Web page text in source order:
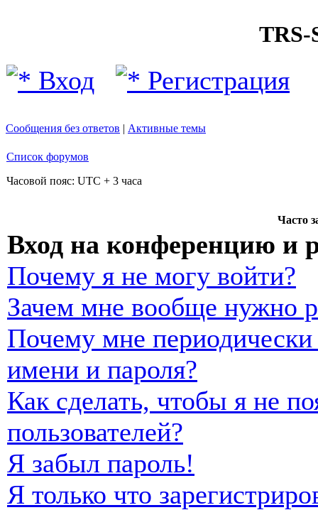
TRS-
Вход Регистрация
Сообщения без ответов | Активные темы
Список форумов
Часовой пояс: UTC + 3 часа
Часто
Вход на конференцию и
Почему я не могу войти?
Зачем мне вообще нужно
Почему мне периодически
имени и пароля?
Как сделать, чтобы я не
пользователей?
Я забыл пароль!
Я только что